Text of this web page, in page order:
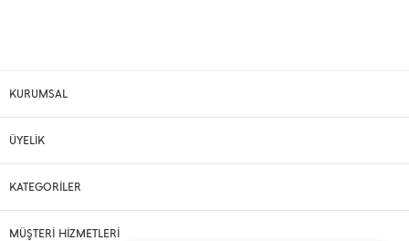
KURUMSAL
ÜYELİK
KATEGORİLER
MÜŞTERİ HİZMETLERİ